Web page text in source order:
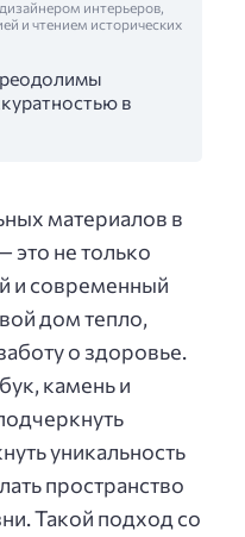
интерьеров,
и чтением исторических
в
материалов в
это не только
и современный
дом тепло,
о здоровье.
камень и
уникальность
пространство
Такой подход со